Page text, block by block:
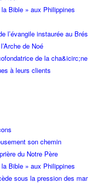
Bible » aux Philippines
l’évangile instaurée au
de Noé
de la
à leurs clients
son chemin
du Notre Père
Bible » aux Philippines
sous la pression des